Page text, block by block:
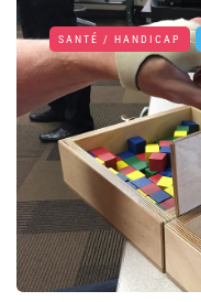
SANTÉ / HANDICAP